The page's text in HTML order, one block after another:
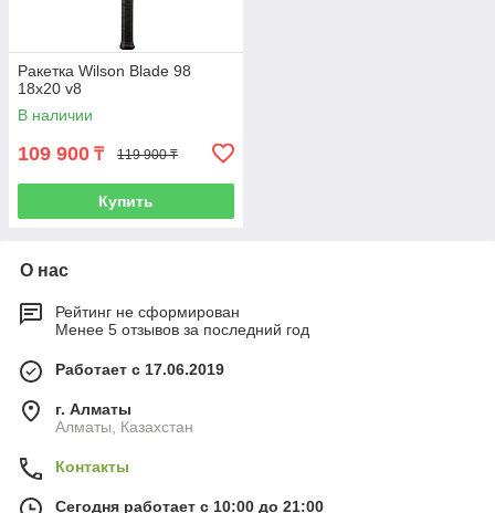
Ракетка Wilson Blade 98
18x20 v8
В наличии
109 900 ₸ 119 900 ₸
Купить
О нас
Рейтинг не сформирован
Менее 5 отзывов за последний год
Работает с 17.06.2019
г. Алматы
Алматы, Казахстан
Контакты
Сегодня работает с 10:00 до 21:00